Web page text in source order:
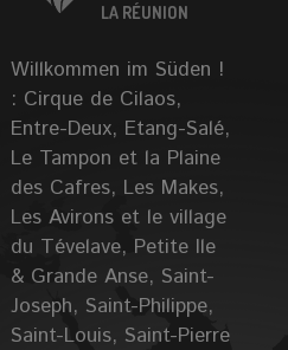
LA RÉUNION
Willkommen im Süden !
: Cirque de Cilaos,
Entre-Deux, Etang-Salé,
Le Tampon et la Plaine
des Cafres, Les Makes,
Les Avirons et le village
du Tévelave, Petite Ile
& Grande Anse, Saint-
Joseph, Saint-Philippe,
Saint-Louis, Saint-Pierre